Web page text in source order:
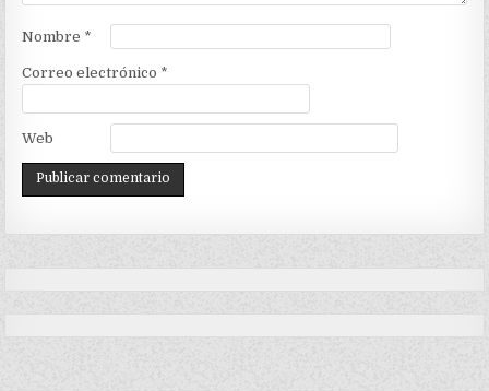
Nombre *
Correo electrónico *
Web